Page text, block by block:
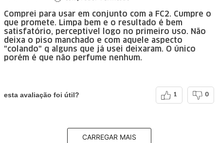
Comprei para usar em conjunto com a FC2. Cumpre o
que promete. Limpa bem e o resultado é bem
satisfatório, perceptivel logo no primeiro uso. Não
deixa o piso manchado e com aquele aspecto
"colando" q alguns que já usei deixaram. O único
porém é que não perfume nenhum.
esta avaliação foi útil? 1 0
CARREGAR MAIS